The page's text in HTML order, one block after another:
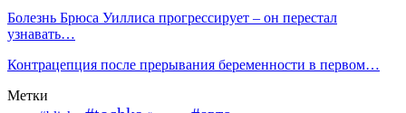
Болезнь Брюса Уиллиса прогрессирует – он перестал
узнавать…
Контрацепция после прерывания беременности в первом…
Метки